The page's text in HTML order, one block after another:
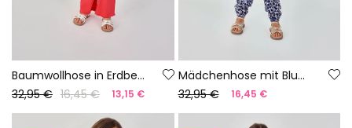
Baumwollhose in Erdbeerfarbe für Mädchen
32,95 € 16,45 € 13,15 €
Mädchenhose mit Blumenmuster
32,95 €
16,45 €